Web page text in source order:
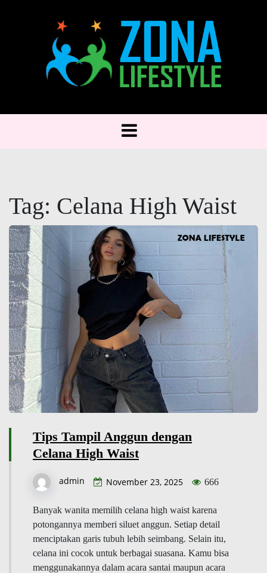
Zona Lifestyle
Keren
Tag: Celana High Waist
Tips Tampil Anggun dengan
Celana High Waist
admin November 23, 2025 666
Banyak wanita memilih celana high waist karena
potongannya memberi siluet anggun. Setiap detail
menciptakan garis tubuh lebih seimbang. Selain itu,
celana ini cocok untuk berbagai suasana. Kamu bisa
menggunakannya dalam acara santai maupun acara